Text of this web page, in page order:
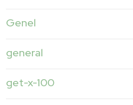
Genel
general
get-x-100